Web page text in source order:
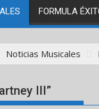
FORMULA
Noticias Musicales
III”